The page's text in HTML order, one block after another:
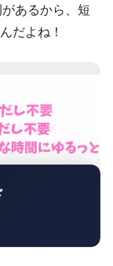
あるから、短
だよね！